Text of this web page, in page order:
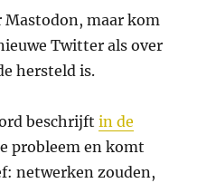
Mastodon, maar kom
Twitter als over
hersteld is.
beschrijftin de
probleem en komt
netwerken zouden,